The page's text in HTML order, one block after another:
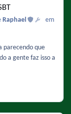
Raphael
em
parecendo que
a gente faz isso a